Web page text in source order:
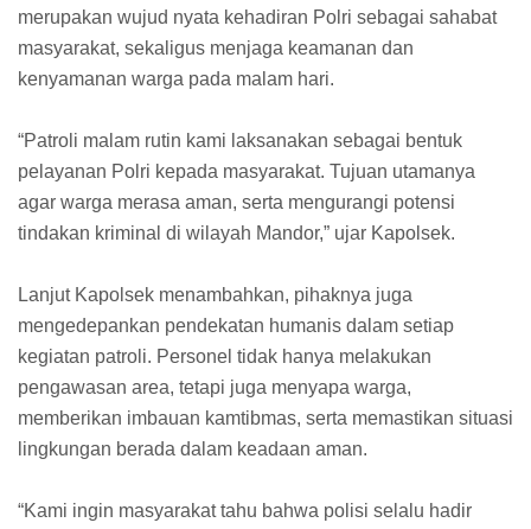
merupakan wujud nyata kehadiran Polri sebagai sahabat
masyarakat, sekaligus menjaga keamanan dan
kenyamanan warga pada malam hari.
“Patroli malam rutin kami laksanakan sebagai bentuk
pelayanan Polri kepada masyarakat. Tujuan utamanya
agar warga merasa aman, serta mengurangi potensi
tindakan kriminal di wilayah Mandor,” ujar Kapolsek.
Lanjut Kapolsek menambahkan, pihaknya juga
mengedepankan pendekatan humanis dalam setiap
kegiatan patroli. Personel tidak hanya melakukan
pengawasan area, tetapi juga menyapa warga,
memberikan imbauan kamtibmas, serta memastikan situasi
lingkungan berada dalam keadaan aman.
“Kami ingin masyarakat tahu bahwa polisi selalu hadir